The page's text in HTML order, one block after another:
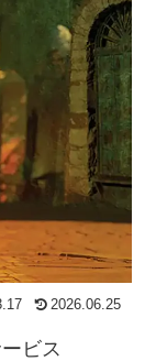
2026.06.25
ビス